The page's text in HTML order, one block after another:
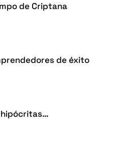
de Criptana
de éxito
hipócritas…